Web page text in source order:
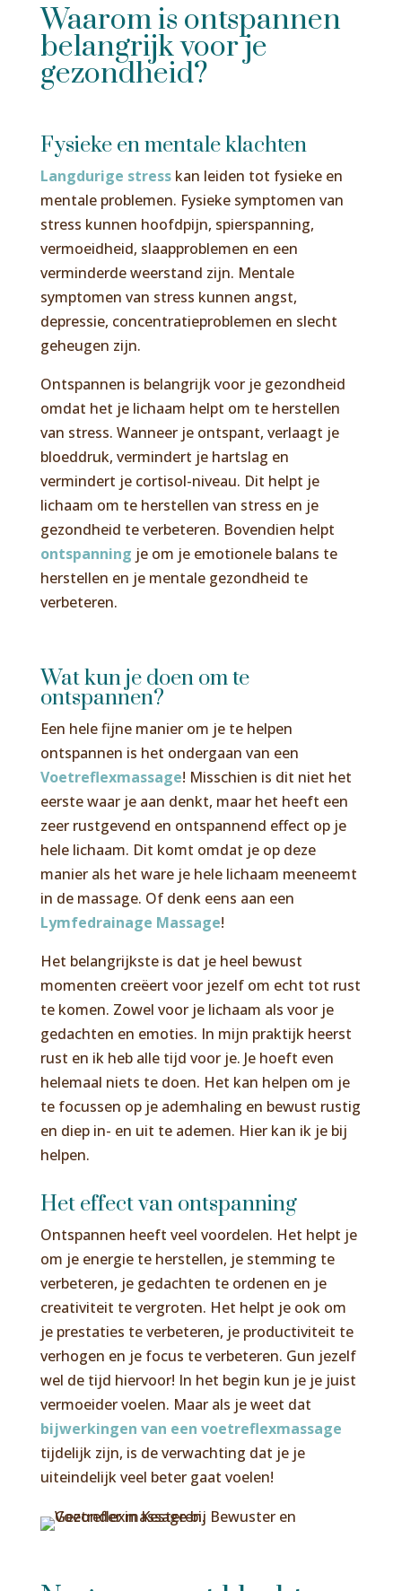
Waarom is ontspannen
belangrijk voor je
gezondheid?
Fysieke en mentale klachten
Langdurige stresskan leiden tot fysieke en
mentale problemen. Fysieke symptomen van
stress kunnen hoofdpijn, spierspanning,
vermoeidheid, slaapproblemen en een
verminderde weerstand zijn. Mentale
symptomen van stress kunnen angst,
depressie, concentratieproblemen en slecht
geheugen zijn.
Ontspannen is belangrijk voor je gezondheid
omdat het je lichaam helpt om te herstellen
van stress. Wanneer je ontspant, verlaagt je
bloeddruk, vermindert je hartslag en
vermindert je cortisol-niveau. Dit helpt je
lichaam om te herstellen van stress en je
gezondheid te verbeteren. Bovendien helpt
ontspanning je om je emotionele balans te
herstellen en je mentale gezondheid te
verbeteren.
Wat kun je doen om te
ontspannen?
Een hele fijne manier om je te helpen
ontspannen is het ondergaan van een
Voetreflexmassage! Misschien is dit niet het
eerste waar je aan denkt, maar het heeft een
zeer rustgevend en ontspannend effect op je
hele lichaam. Dit komt omdat je op deze
manier als het ware je hele lichaam meeneemt
in de massage. Of denk eens aan een
Lymfedrainage Massage!
Het belangrijkste is dat je heel bewust
momenten creëert voor jezelf om echt tot rust
te komen. Zowel voor je lichaam als voor je
gedachten en emoties. In mijn praktijk heerst
rust en ik heb alle tijd voor je. Je hoeft even
helemaal niets te doen. Het kan helpen om je
te focussen op je ademhaling en bewust rustig
en diep in- en uit te ademen. Hier kan ik je bij
helpen.
Het effect van ontspanning
Ontspannen heeft veel voordelen. Het helpt je
om je energie te herstellen, je stemming te
verbeteren, je gedachten te ordenen en je
creativiteit te vergroten. Het helpt je ook om
je prestaties te verbeteren, je productiviteit te
verhogen en je focus te verbeteren. Gun jezelf
wel de tijd hiervoor! In het begin kun je je juist
vermoeider voelen. Maar als je weet dat
bijwerkingen van een voetreflexmassage
tijdelijk zijn, is de verwachting dat je je
uiteindelijk veel beter gaat voelen!